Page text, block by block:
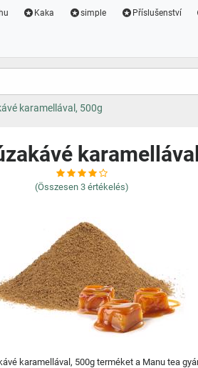
Kaka simple Příslušenství
karamellával, 500g
(Összesen 3 értékelés)
karamellával, 500g terméket a Manu tea